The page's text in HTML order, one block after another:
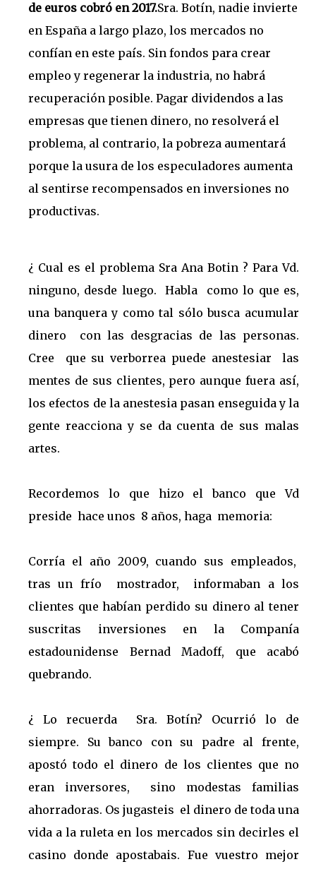
de euros cobró en 2017.Sra. Botín, nadie invierte
en España a largo plazo, los mercados no
confían en este país. Sin fondos para crear
empleo y regenerar la industria, no habrá
recuperación posible. Pagar dividendos a las
empresas que tienen dinero, no resolverá el
problema, al contrario, la pobreza aumentará
porque la usura de los especuladores aumenta
al sentirse recompensados en inversiones no
productivas.
¿ Cual es el problema Sra Ana Botin ? Para Vd.
ninguno, desde luego. Habla como lo que es,
una banquera y como tal sólo busca acumular
dinero con las desgracias de las personas.
Cree que su verborrea puede anestesiar las
mentes de sus clientes, pero aunque fuera así,
los efectos de la anestesia pasan enseguida y la
gente reacciona y se da cuenta de sus malas
artes.
Recordemos lo que hizo el banco que Vd
preside hace unos 8 años, haga memoria:
Corría el año 2009, cuando sus empleados,
tras un frío mostrador, informaban a los
clientes que habían perdido su dinero al tener
suscritas inversiones en la Companía
estadounidense Bernad Madoff, que acabó
quebrando.
¿ Lo recuerda Sra. Botín? Ocurrió lo de
siempre. Su banco con su padre al frente,
apostó todo el dinero de los clientes que no
eran inversores, sino modestas familias
ahorradoras. Os jugasteis el dinero de toda una
vida a la ruleta en los mercados sin decirles el
casino donde apostabais. Fue vuestro mejor